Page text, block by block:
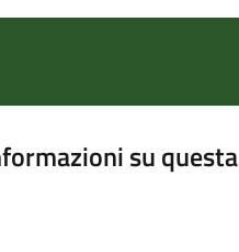
su questa